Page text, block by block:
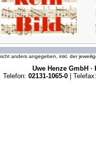
anders angegeben, inkl. der
Uwe Henze GmbH ·
Telefon: 02131-1065-0 | Telefax: